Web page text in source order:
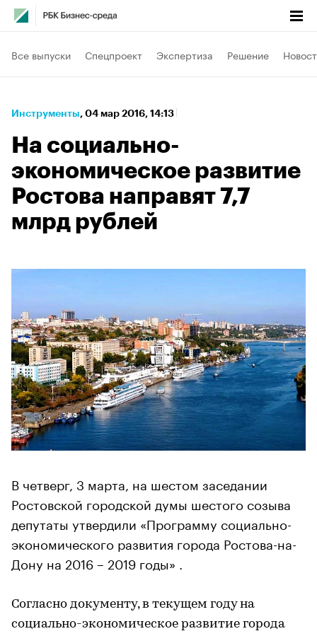
Все выпуски Спецпроект Экспертиза Решение
Инструменты⁠, 04 мар 2016, 14:13
На социально-
экономическое развитие
Ростова направят 7,7
млрд рублей
В четверг, 3 марта, на шестом заседании
Ростовской городской думы шестого созыва
депутаты утвердили «Программу социально-
экономического развития города Ростова-на-
Дону на 2016 – 2019 годы» .
Согласно документу, в текущем году на
социально-экономическое развитие города